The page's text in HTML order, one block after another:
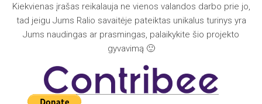
Kiekvienas įrašas reikalauja ne vienos valandos darbo prie jo,
tad jeigu Jums Ralio savaitėje pateiktas unikalus turinys yra
Jums naudingas ar prasmingas, palaikykite šio projekto
gyvavimą 🙂